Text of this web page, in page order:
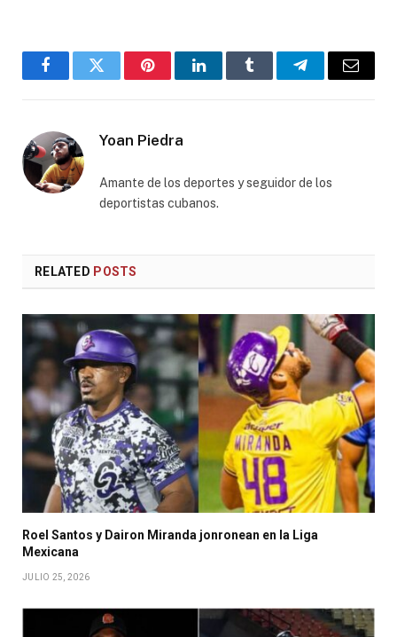
FacebookTwitter PinterestLinkedInTumblr TelegramEmail
Yoan Piedra
Amante de los deportes y seguidor de los
deportistas cubanos.
RELATED POSTS
Roel Santos y Dairon Miranda jonronean en la Liga
Mexicana
JULIO 25, 2026